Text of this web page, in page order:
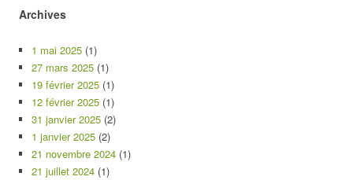
Archives
1 mai 2025 (1)
27 mars 2025 (1)
19 février 2025 (1)
12 février 2025 (1)
31 janvier 2025 (2)
1 janvier 2025 (2)
21 novembre 2024 (1)
21 juillet 2024 (1)